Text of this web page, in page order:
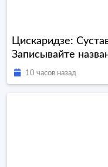
Цискаридзе:
Записывайте
10 часов назад